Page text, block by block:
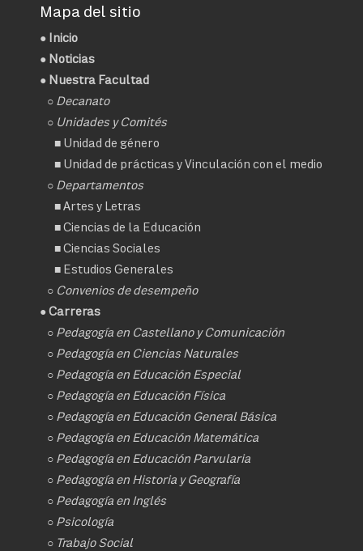
Mapa del sitio
● Inicio
● Noticias
● Nuestra Facultad
○ Decanato
○ Unidades y Comités
■ Unidad de género
■ Unidad de prácticas y Vinculación con el medio
○ Departamentos
■Artes y Letras
■Ciencias de la Educación
■Ciencias Sociales
■ Estudios Generales
○ Convenios de desempeño
● Carreras
○ Pedagogía en Castellano y Comunicación
○ Pedagogía en Ciencias Naturales
○ Pedagogía en Educación Especial
○ Pedagogía en Educación Física
○ Pedagogía en Educación General Básica
○ Pedagogía en Educación Matemática
○ Pedagogía en Educación Parvularia
○ Pedagogía en Historia y Geografía
○ Pedagogía en Inglés
○ Psicología
○ Trabajo Social